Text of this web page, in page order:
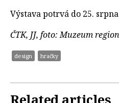
Výstava potrvá do 25.
ČTK, JJ, foto: Muzeum
design hračky
Related articles